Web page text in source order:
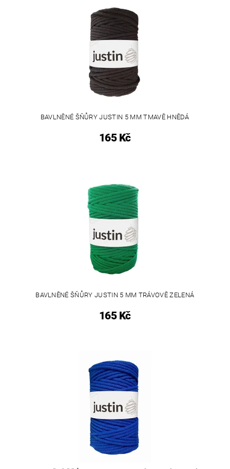
BAVLNĚNÉ ŠŇŮRY JUSTIN 5 MM TMAVĚ HNĚDÁ
165 Kč
BAVLNĚNÉ ŠŇŮRY JUSTIN 5 MM TRÁVOVĚ ZELENÁ
165 Kč